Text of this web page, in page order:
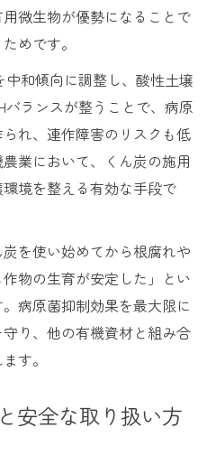
微生物が優勢になることで
めです。
中和傾向に調整し、酸性土壌
ランスが整うことで、病原
れ、連作障害のリスクも低
業において、くん炭の施用
境を整える有効な手段で
を使い始めてから根腐れや
物の生育が安定した」とい
病原菌抑制効果を最大限に
り、他の有機資材と組み合
す。
安全な取り扱い方